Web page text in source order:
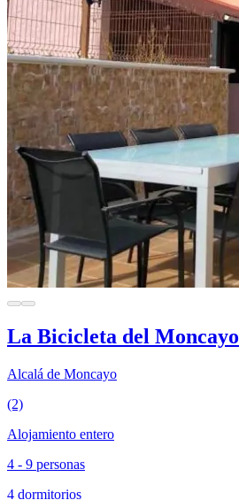
La Bicicleta del Moncayo
Alcalá de Moncayo
(2)
Alojamiento entero
4 - 9 personas
4 dormitorios